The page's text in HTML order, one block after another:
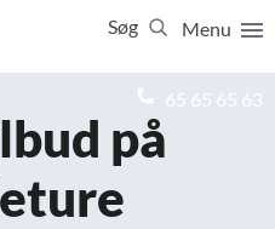
Menu
Søg
65 65 65 63
på
Luk
Alle
Studierejser